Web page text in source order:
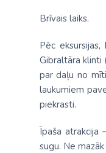
Brīvais laiks.
Pēc
Gibraltāra klinti
par daļu no
laukumiem
piekrasti.
Īpaša atrakcija
sugu. Ne